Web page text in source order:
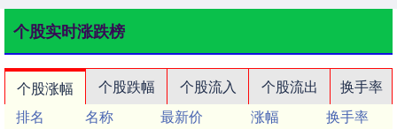
个股实时涨跌榜
个股涨幅 个股跌幅 个股流入 个股流出
换手率
排名
名称 最新价 涨幅
换手率